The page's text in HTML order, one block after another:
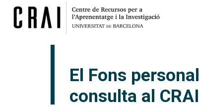
El Fons
consulta al